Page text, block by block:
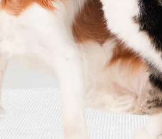
Juguete Para Gatos Varita Con Plumas